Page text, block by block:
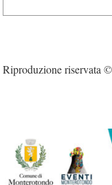
Riproduzione riservata ©